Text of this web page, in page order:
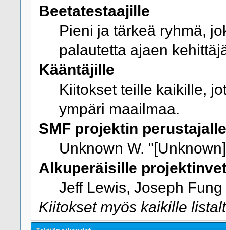
Beetatestaajille
Pieni ja tärkeä ryhmä,
palautetta ajaen
Kääntäjille
Kiitokset teille kaikille,
ympäri maailmaa.
SMF projektin
Unknown W.
Alkuperäisille
Jeff Lewis, Joseph
Kiitokset myös kaikille